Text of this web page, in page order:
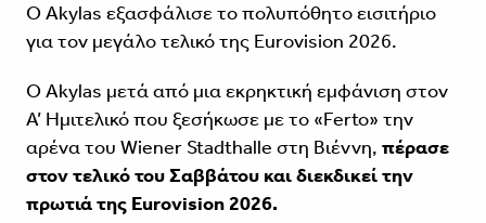
O Akylas εξασφάλισε το πολυπόθητο εισιτήριο
για τον μεγάλο τελικό της Eurovision 2026.
O Akylas μετά από μια εκρηκτική εμφάνιση στον
Α’ Ημιτελικό που ξεσήκωσε με το «Ferto» την
αρένα του Wiener Stadthalle στη Βιέννη, πέρασε
στον τελικό του Σαββάτου και διεκδικεί την
πρωτιά της Eurovision 2026.